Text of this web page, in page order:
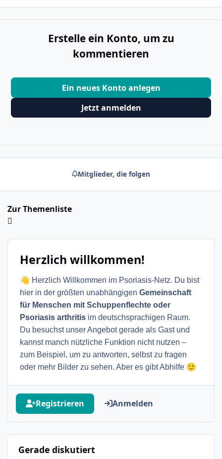
Erstelle ein Konto, um zu
kommentieren
Ein neues Konto anlegen
Jetzt anmelden
Mitglieder, die folgen
Zur Themenliste
Herzlich willkommen!
👋 Herzlich Willkommen im Psoriasis-Netz. Du bist
hier in der größten unabhängigen Gemeinschaft
für Menschen mit Schuppenflechte oder
Psoriasis arthritis im deutschsprachigen Raum.
Du besuchst unser Angebot gerade als Gast und
kannst manch nützliche Funktion nicht nutzen –
zum Beispiel, um zu antworten, selbst zu fragen
oder mehr Bilder zu sehen. Aber es gibt Abhilfe 🙂
Registrieren Anmelden
Gerade diskutiert